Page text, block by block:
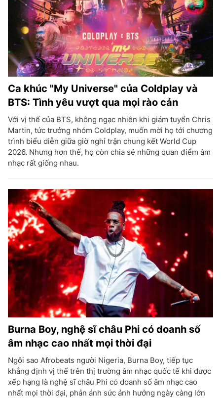
Ca khúc "My Universe" của Coldplay và
BTS: Tình yêu vượt qua mọi rào cản
Với vị thế của BTS, không ngạc nhiên khi giám tuyển Chris
Martin, tức trưởng nhóm Coldplay, muốn mời họ tới chương
trình biểu diễn giữa giờ nghỉ trận chung kết World Cup
2026. Nhưng hơn thế, họ còn chia sẻ những quan điểm âm
nhạc rất giống nhau.
Burna Boy, nghệ sĩ châu Phi có doanh số
âm nhạc cao nhất mọi thời đại
Ngôi sao Afrobeats người Nigeria, Burna Boy, tiếp tục
khẳng định vị thế trên thị trường âm nhạc quốc tế khi được
xếp hạng là nghệ sĩ châu Phi có doanh số âm nhạc cao
nhất mọi thời đại, phản ánh sức ảnh hưởng ngày càng lớn